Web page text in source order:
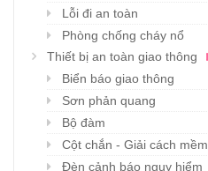
Lỗi đi an toàn
Phòng chống cháy nổ
Thiết bị an toàn giao thông
Biển báo giao thông
Sơn phản quang
Bộ đàm
Cột chắn - Giải cách mềm
Đèn cảnh báo nguy hiểm